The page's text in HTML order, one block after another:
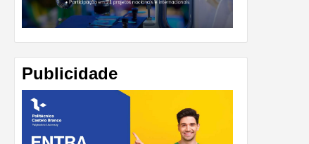
Publicidade